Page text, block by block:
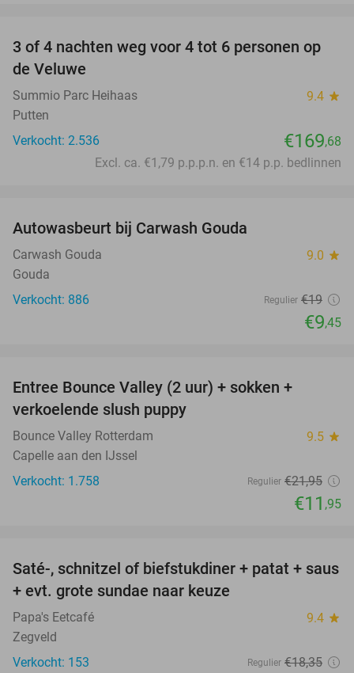
3 of 4 nachten weg voor 4 tot 6 personen op
de Veluwe
Summio Parc Heihaas 9.4 star
Putten
Verkocht: 2.536
€169,68
Excl. ca. €1,79 p.p.p.n. en €14 p.p. bedlinnen
Autowasbeurt bij Carwash Gouda
Carwash Gouda 9.0 star
Gouda
Verkocht: 886
Regulier €19
€9,45
Entree Bounce Valley (2 uur) + sokken +
verkoelende slush puppy
Bounce Valley Rotterdam 9.5 star
Capelle aan den IJssel
Verkocht: 1.758
Regulier €21,95
€11 ,95
40%
Saté-, schnitzel of biefstukdiner + patat + saus
+ evt. grote sundae naar keuze
Papa's Eetcafé 9.4 star
Zegveld
Verkocht: 153
Regulier €18,35